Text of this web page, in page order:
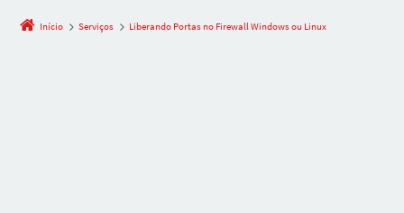
Início Serviços Liberando Portas no Firewall Windows ou Linux